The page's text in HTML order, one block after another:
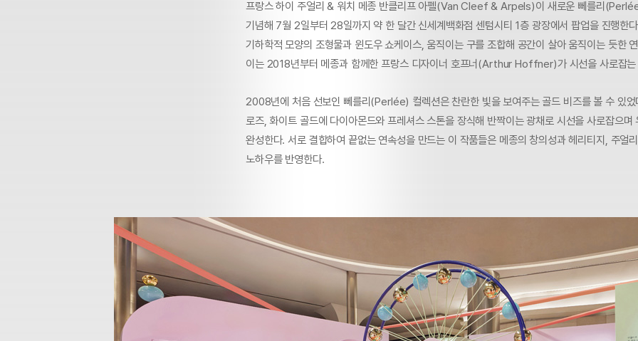
프랑스 하이 주얼리 & 워치 메종 반클리프 아펠(Van Cleef & Arpels)이 새로운 뻬를리
기념해 7월 2일부터 28일까지 약 한 달간 신세계백화점 센텀시티 1층 광장에서 팝업을 진행한
기하학적 모양의 조형물과 윈도우 쇼케이스, 움직이는 구를 조합해 공간이 살아 움직이는 듯한
이는 2018년부터 메종과 함께한 프랑스 디자이너 호프너(Arthur Hoffner)가 시선을 사로잡는
2008년에 처음 선보인 뻬를리(Perlée) 컬렉션은 찬란한 빛을 보여주는 골드 비즈를 볼 수 있었
로즈, 화이트 골드에 다이아몬드와 프레셔스 스톤을 장식해 반짝이는 광채로 시선을 사로잡으며
완성한다. 서로 결합하여 끝없는 연속성을 만드는 이 작품들은 메종의 창의성과 헤리티지, 주얼
노하우를 반영한다.